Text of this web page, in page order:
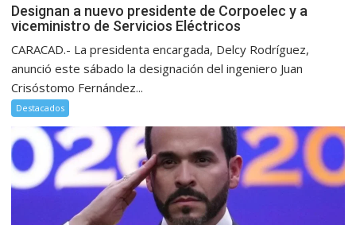
Designan a nuevo presidente de Corpoelec y a
viceministro de Servicios Eléctricos
CARACAD.- La presidenta encargada, Delcy Rodríguez,
anunció este sábado la designación del ingeniero Juan
Crisóstomo Fernández...
Destacados